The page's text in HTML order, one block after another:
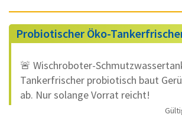
Probiotischer Öko-
🚨 Wischroboter-
Tankerfrischer probiotisch baut
ab. Nur solange Vorrat reicht!